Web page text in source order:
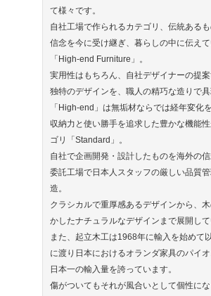
て様々です。
自社工場で作られるカテゴリ、伝統ある
信念を今に受け継ぎ、暮らしの中に伝え
「High-end Furniture」。
実用性はもちろん、自社デザイナーの提
独特のデザインを、職人の精巧な造りで
「High-end」は無垢材ならでは経年変化
収納力と使い勝手を追求した豊かな機能
ゴリ「Standard」。
自社で企画開発・設計したものを海外の
委託工場で日本人スタッフの厳しい品質
造。
クラシカルで重厚感あるデザインから、
かしたナチュラルなデザインまで展開して
また、起立木工は1968年に輸入を始めて
に渡り日本におけるオランダ家具のパイオ
日本一の輸入量を誇っています。
傷がついてもそれが風合いとして個性に